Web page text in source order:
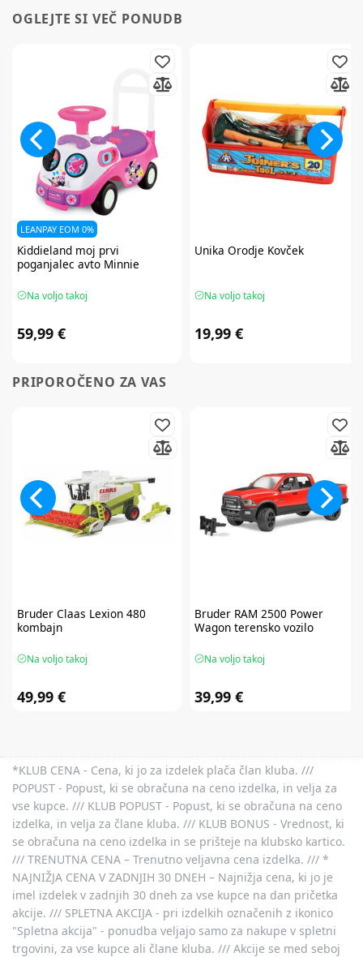
OGLEJTE SI VEČ PONUDB
LEANPAY EOM 0%
Kiddielandmoj prvi
poganjalec avto Minnie
Na voljo takoj
59,99 €
Unika Orodje Kovček
Na voljo takoj
19,99 €
PRIPOROČENO ZA VAS
BruderClaas Lexion 480
kombajn
Na voljo takoj
49,99 €
BruderRAM 2500 Power
Wagon terensko vozilo
Na voljo takoj
39,99 €
*KLUB CENA - Cena, ki jo za izdelek plača član kluba. ///
POPUST - Popust, ki se obračuna na ceno izdelka, in velja za
vse kupce. /// KLUB POPUST - Popust, ki se obračuna na ceno
izdelka, in velja za člane kluba. /// KLUB BONUS - Vrednost, ki
se obračuna na ceno izdelka in se prišteje na klubsko kartico.
/// TRENUTNA CENA – Trenutno veljavna cena izdelka. /// *
NAJNIŽJA CENA V ZADNJIH 30 DNEH – Najnižja cena, ki jo je
imel izdelek v zadnjih 30 dneh za vse kupce na dan pričetka
akcije. /// SPLETNA AKCIJA - pri izdelkih označenih z ikonico
"Spletna akcija" - ponudba veljajo samo za nakupe v spletni
trgovini, za vse kupce ali člane kluba. /// Akcije se med seboj